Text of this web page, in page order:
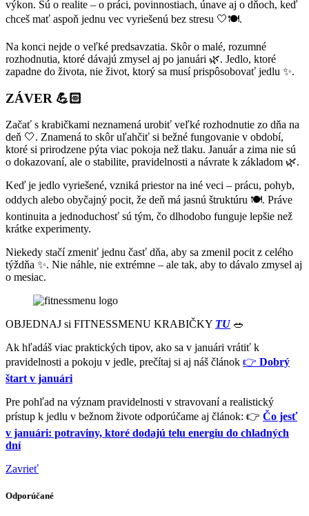
výkon. Sú o realite – o práci, povinnostiach, únave aj o dňoch, keď
chceš mať aspoň jednu vec vyriešenú bez stresu 🤍🍽️.
Na konci nejde o veľké predsavzatia. Skôr o malé, rozumné
rozhodnutia, ktoré dávajú zmysel aj po januári 🌿. Jedlo, ktoré
zapadne do života, nie život, ktorý sa musí prispôsobovať jedlu ✨.
ZÁVER 💪🏻
Začať s krabičkami neznamená urobiť veľké rozhodnutie zo dňa na
deň 🤍. Znamená to skôr uľahčiť si bežné fungovanie v období,
ktoré si prirodzene pýta viac pokoja než tlaku. Január a zima nie sú
o dokazovaní, ale o stabilite, pravidelnosti a návrate k základom 🌿.
Keď je jedlo vyriešené, vzniká priestor na iné veci – prácu, pohyb,
oddych alebo obyčajný pocit, že deň má jasnú štruktúru 🍽️. Práve
kontinuita a jednoduchosť sú tým, čo dlhodobo funguje lepšie než
krátke experimenty.
Niekedy stačí zmeniť jednu časť dňa, aby sa zmenil pocit z celého
týždňa ✨. Nie náhle, nie extrémne – ale tak, aby to dávalo zmysel aj
o mesiac.
OBJEDNAJ si FITNESSMENU KRABIČKY TU🥗
Ak hľadáš viac praktických tipov, ako sa v januári vrátiť k
pravidelnosti a pokoju v jedle, prečítaj si aj náš článok 👉 Dobrý
štart v januári
Pre pohľad na význam pravidelnosti v stravovaní a realistický
prístup k jedlu v bežnom živote odporúčame aj článok: 👉 Čo jesť
v januári: potraviny, ktoré dodajú telu energiu do chladných
dní
Zavrieť
Odporúčané